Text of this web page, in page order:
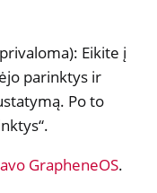
Eikite į
parinktys ir
Po to
GrapheneOS.